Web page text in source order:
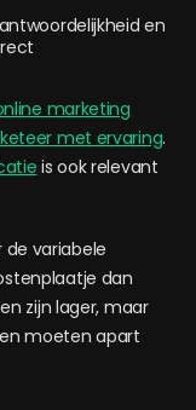
en
marketing
met ervaring.
is ook relevant
variabele
dan
zijn lager, maar
moeten apart